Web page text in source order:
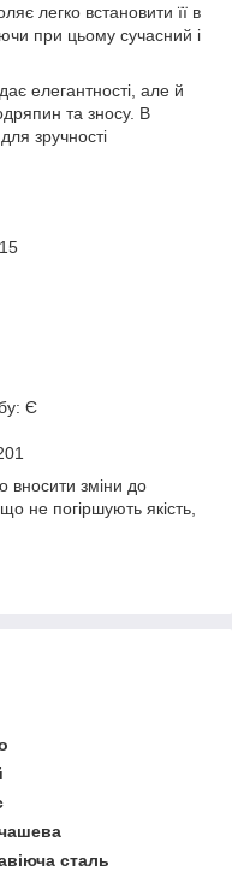
легко встановити її в
при цьому сучасний і
елегантності, але й
та зносу. В
зручності
Є
вносити зміни до
не погіршують якість,
сталь